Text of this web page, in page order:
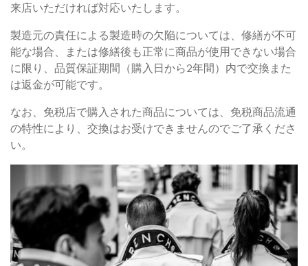
来店いただければ対応いたします。
製造元の責任による製造時の欠陥については、修繕が不可
能な場合、または修繕後も正常に商品が使用できない場合
に限り、品質保証期間（購入日から2年間）内で交換また
は返金が可能です。
なお、免税店で購入された商品については、免税商品流通
の特性により、交換はお受けできませんのでご了承くださ
い。